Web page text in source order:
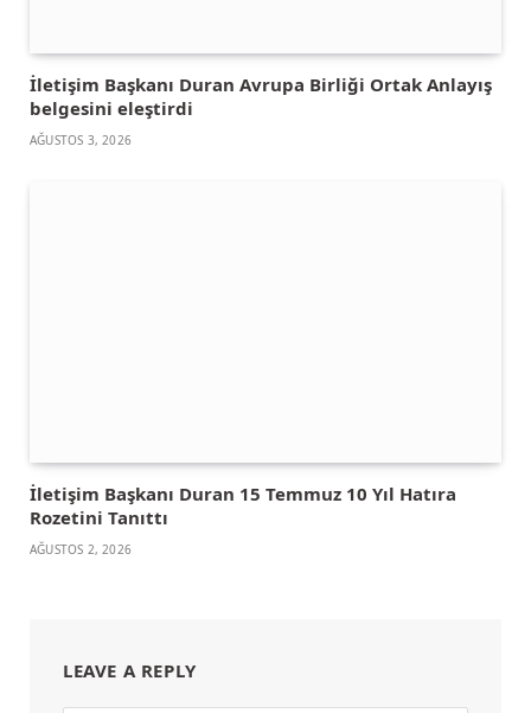
İletişim Başkanı Duran Avrupa Birliği Ortak Anlayış
belgesini eleştirdi
AĞUSTOS 3, 2026
İletişim Başkanı Duran 15 Temmuz 10 Yıl Hatıra
Rozetini Tanıttı
AĞUSTOS 2, 2026
LEAVE A REPLY